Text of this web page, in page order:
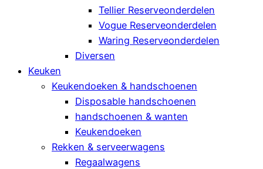
Tellier Reserveonderdelen
Vogue Reserveonderdelen
Waring Reserveonderdelen
Diversen
Keuken
Keukendoeken & handschoenen
Disposable handschoenen
handschoenen & wanten
Keukendoeken
Rekken & serveerwagens
Regaalwagens